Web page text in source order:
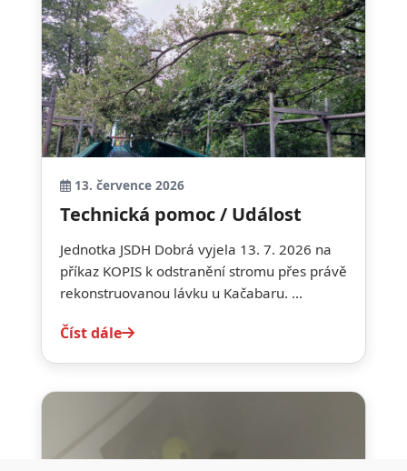
13. července 2026
Technická pomoc / Událost
Jednotka JSDH Dobrá vyjela 13. 7. 2026 na
příkaz KOPIS k odstranění stromu přes právě
rekonstruovanou lávku u Kačabaru. ...
Číst dále